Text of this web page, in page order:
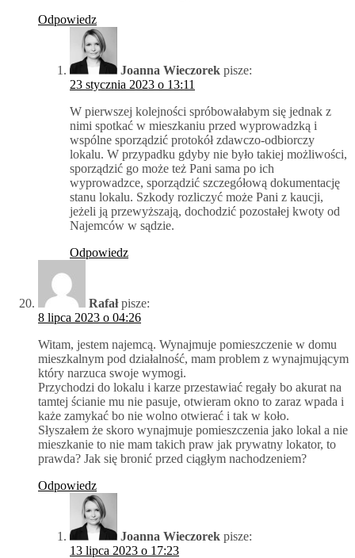
Odpowiedz
Joanna Wieczorek pisze:
23 stycznia 2023 o 13:11
W pierwszej kolejności spróbowałabym się jednak z
nimi spotkać w mieszkaniu przed wyprowadzką i
wspólne sporządzić protokół zdawczo-odbiorczy
lokalu. W przypadku gdyby nie było takiej możliwości,
sporządzić go może też Pani sama po ich
wyprowadzce, sporządzić szczegółową dokumentację
stanu lokalu. Szkody rozliczyć może Pani z kaucji,
jeżeli ją przewyższają, dochodzić pozostałej kwoty od
Najemców w sądzie.
Odpowiedz
Rafał pisze:
8 lipca 2023 o 04:26
Witam, jestem najemcą. Wynajmuje pomieszczenie w domu
mieszkalnym pod działalność, mam problem z wynajmującym
który narzuca swoje wymogi.
Przychodzi do lokalu i karze przestawiać regały bo akurat na
tamtej ścianie mu nie pasuje, otwieram okno to zaraz wpada i
każe zamykać bo nie wolno otwierać i tak w koło.
Słyszałem że skoro wynajmuje pomieszczenia jako lokal a nie
mieszkanie to nie mam takich praw jak prywatny lokator, to
prawda? Jak się bronić przed ciągłym nachodzeniem?
Odpowiedz
Joanna Wieczorek pisze:
13 lipca 2023 o 17:23